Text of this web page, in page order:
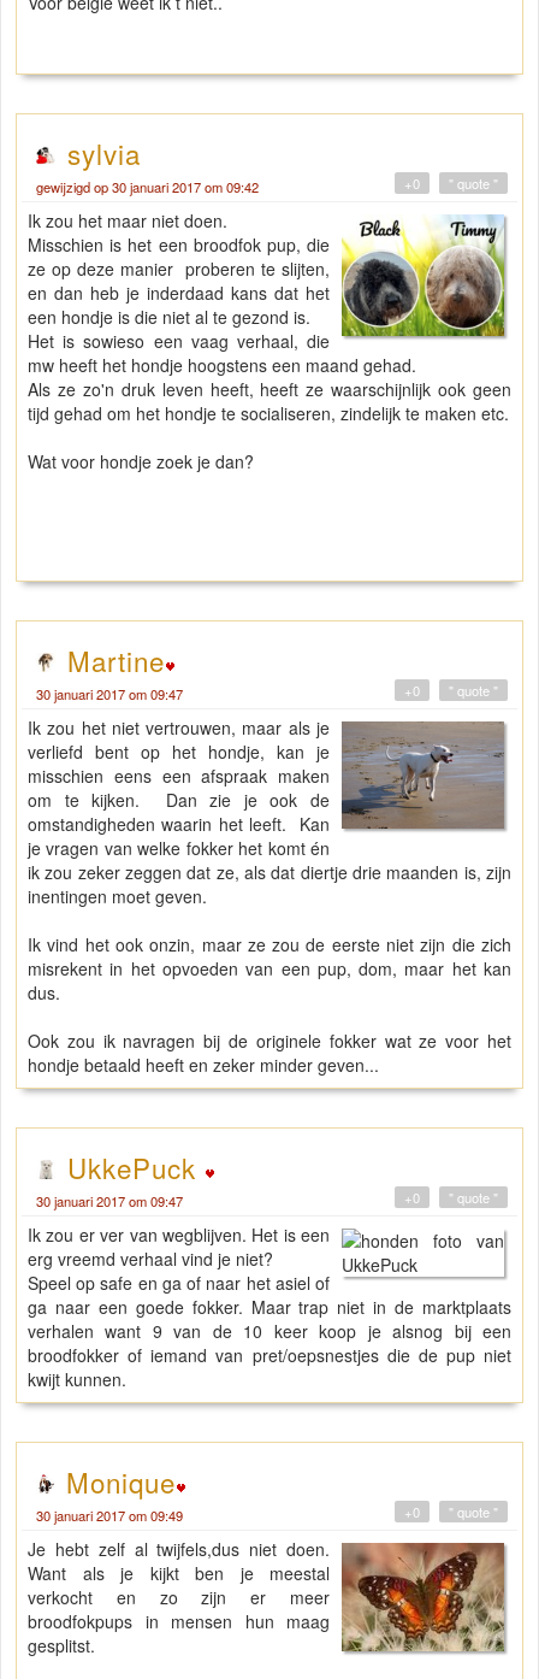
sylvia
gewijzigd op 30 januari 2017 om 09:42 " quote "
+0
Ik zou het maar niet doen.
Misschien is het een broodfok pup, die
ze op deze manier proberen te slijten,
en dan heb je inderdaad kans dat het
een hondje is die niet al te gezond is.
Het is sowieso een vaag verhaal, die
mw heeft het hondje hoogstens een maand gehad.
Als ze zo'n druk leven heeft, heeft ze waarschijnlijk ook geen
tijd gehad om het hondje te socialiseren, zindelijk te maken etc.
Wat voor hondje zoek je dan?
Martine
30 januari 2017 om 09:47 " quote "
+0
Ik zou het niet vertrouwen, maar als je
verliefd bent op het hondje, kan je
misschien eens een afspraak maken
om te kijken. Dan zie je ook de
omstandigheden waarin het leeft. Kan
je vragen van welke fokker het komt én
ik zou zeker zeggen dat ze, als dat diertje drie maanden is, zijn
inentingen moet geven.
Ik vind het ook onzin, maar ze zou de eerste niet zijn die zich
misrekent in het opvoeden van een pup, dom, maar het kan
dus.
Ook zou ik navragen bij de originele fokker wat ze voor het
hondje betaald heeft en zeker minder geven...
UkkePuck
30 januari 2017 om 09:47 " quote "
+0
Ik zou er ver van wegblijven. Het is een
erg vreemd verhaal vind je niet?
Speel op safe en ga of naar het asiel of
ga naar een goede fokker. Maar trap niet in de marktplaats
verhalen want 9 van de 10 keer koop je alsnog bij een
broodfokker of iemand van pret/oepsnestjes die de pup niet
kwijt kunnen.
Monique
30 januari 2017 om 09:49 " quote "
+0
Je hebt zelf al twijfels,dus niet doen.
Want als je kijkt ben je meestal
verkocht en zo zijn er meer
broodfokpups in mensen hun maag
gesplitst.